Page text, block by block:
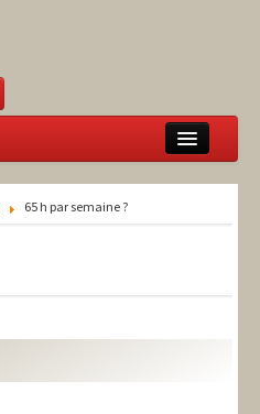
65 h par semaine ?